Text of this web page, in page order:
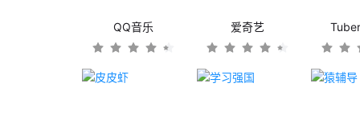
QQ音乐 爱奇艺